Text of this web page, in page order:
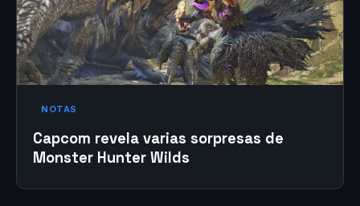
NOTAS
Capcom revela varias sorpresas de
Monster Hunter Wilds